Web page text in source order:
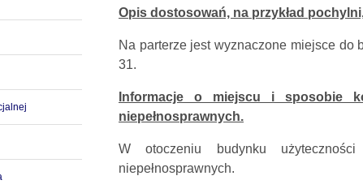
Opis dostosowań, na przykład
Na parterze jest wyznaczone miejsce do
31.
Informacje o miejscu i sposobie
niepełnosprawnych.
W otoczeniu budynku
niepełnosprawnych.